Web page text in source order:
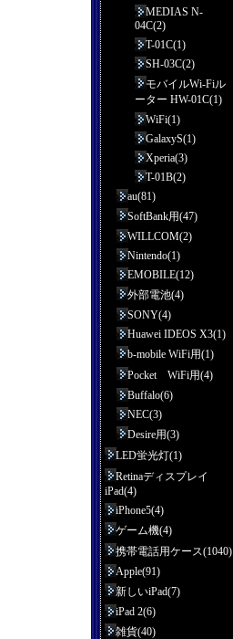
MEDIAS N-
04C(2)
T-01C(1)
SH-03C(2)
モバイルWi-Fiル
ーター HW-01C(1)
WiFi(1)
GalaxyS(1)
Xperia(3)
T-01B(2)
au(81)
SoftBank用(47)
WILLCOM(2)
Nintendo(1)
EMOBILE(12)
外部電池(4)
SONY(4)
Huawei IDEOS X3(1)
b-mobile WiFi用(1)
Pocket WiFi用(4)
Buffalo(6)
NEC(3)
Desire用(3)
LED蛍光灯(1)
Retinaディスプレイ
iPad(4)
iPhone5(4)
ゲーム機(4)
携帯電話用ケース(1040)
Apple(91)
新しいiPad(7)
iPad 2(6)
雑貨(40)